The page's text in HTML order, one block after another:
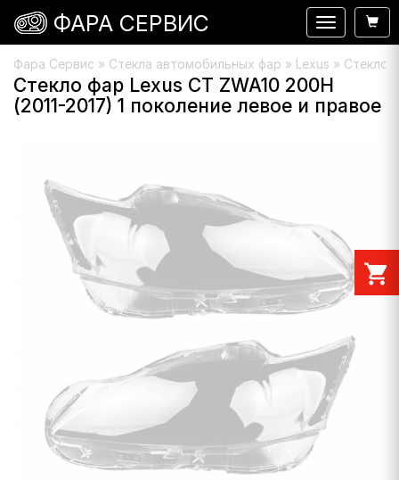
Фара Сервис » Стекла автомобильных фар » Lexus » Стекло
Стекло фар Lexus CT ZWA10 200H
(2011-2017) 1 поколение левое и правое
Навигация
ФАРА СЕРВИС
shopping_cart